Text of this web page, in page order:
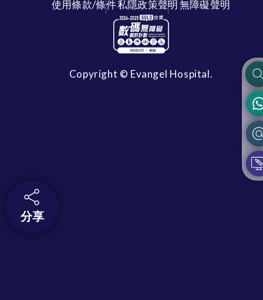
使用條款/條件私隱政策聲明無障礙聲明
Copyright © Evangel Hospital.
分享